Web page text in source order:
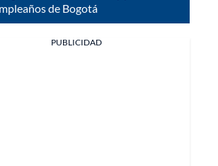
de Bogotá
PUBLICIDAD